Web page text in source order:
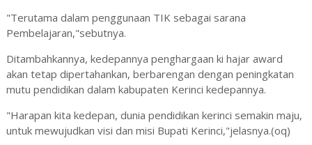
"Terutama dalam penggunaan TIK sebagai sarana
Pembelajaran,"sebutnya.
Ditambahkannya, kedepannya penghargaan ki hajar award
akan tetap dipertahankan, berbarengan dengan peningkatan
mutu pendidikan dalam kabupaten Kerinci kedepannya.
"Harapan kita kedepan, dunia pendidikan kerinci semakin maju,
untuk mewujudkan visi dan misi Bupati Kerinci,"jelasnya.(oq)